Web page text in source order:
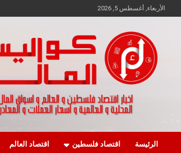
to
الأربعاء, أغسطس 5, 2026
كواليس المال
الرئيسة اقتصاد فلسطين اقتصاد العالم